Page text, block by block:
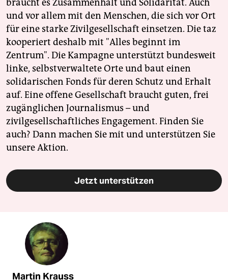
braucht es Zusammenhalt und Solidarität. Auch
und vor allem mit den Menschen, die sich vor Ort
für eine starke Zivilgesellschaft einsetzen. Die taz
kooperiert deshalb mit "Alles beginnt im
Zentrum". Die Kampagne unterstützt bundesweit
linke, selbstverwaltete Orte und baut einen
solidarischen Fonds für deren Schutz und Erhalt
auf. Eine offene Gesellschaft braucht guten, frei
zugänglichen Journalismus – und
zivilgesellschaftliches Engagement. Finden Sie
auch? Dann machen Sie mit und unterstützen Sie
unsere Aktion.
Jetzt unterstützen
Martin Krauss